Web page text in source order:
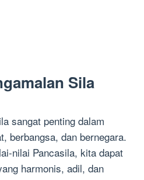
Sila
sangat penting dalam
berbangsa, dan bernegara.
nilai Pancasila, kita dapat
harmonis, adil, dan